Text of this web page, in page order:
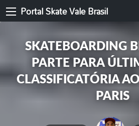
Portal Skate Vale Brasil
SKATEBOARDING
PARTE PARA
CLASSIFICATÓRIA
PARIS